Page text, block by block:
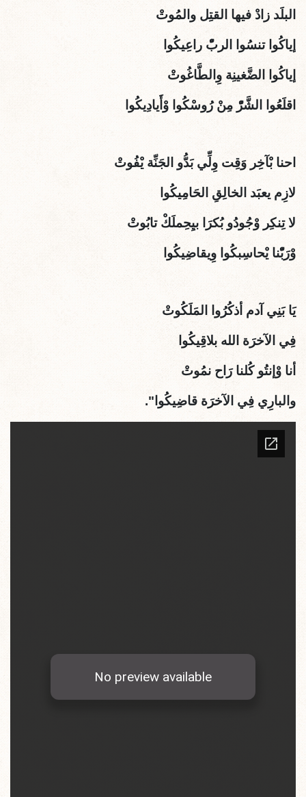
البلَد زادْ فيها القتِل والمُوتْ
إياكُوا تنسُوا الربّْ راعِيكُوا
إياكُوا الضَّغينِة وِالطَّاغُوتْ
اقلَعُوا الشَّرّْ مِنْ رُوسْكُوا وْأَيادِيكُوا
احنا بْآخِر وَقِت وِلِّي بَدُّو الجَنِّة يْفُوتْ
لازِم يعبَد الخالِقِ الحَامِيكُوا
لا تِنكِر وْجُودُو بُكرَا بيِحِملَكْ تابُوتْ
وْرَبّْنا يْحاسِبكُوا وِيقاضِيكُوا
يَا بَنِي آدم أذكُرُوا المَلَكُوتْ
فِي الآخرَة الله بلاقِيكُوا
أنا وْإنتُو كُلنا رَاح نمُوتْ
والبارِي فِي الآخرَة قاضِيكُوا".